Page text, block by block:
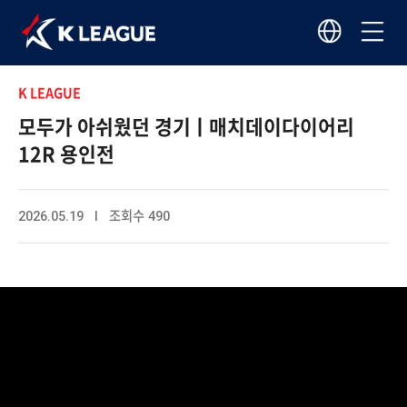
K LEAGUE
모두가 아쉬웠던 경기ㅣ매치데이다이어리
12R 용인전
2026.05.19 I 조회수 490